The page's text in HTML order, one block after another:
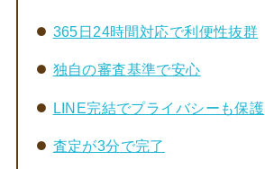
365日24時間対応で利便性抜群
独自の審査基準で安心
LINE完結でプライバシーも保護
査定が3分で完了